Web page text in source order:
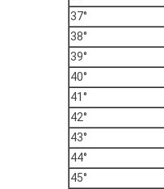
37°
38°
39°
40°
41°
42°
43°
44°
45°